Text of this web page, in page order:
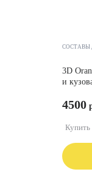
СОСТАВЫ
3D
и
4500
Купить